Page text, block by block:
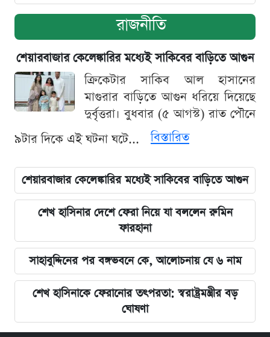
রাজনীতি
শেয়ারবাজার কেলেঙ্কারির মধ্যেই সাকিবের বাড়িতে আগুন
ক্রিকেটার সাকিব আল হাসানের
মাগুরার বাড়িতে আগুন ধরিয়ে দিয়েছে
দুর্বৃত্তরা। বুধবার (৫ আগস্ট) রাত পৌনে
৯টার দিকে এই ঘটনা ঘটে...
বিস্তারিত
শেয়ারবাজার কেলেঙ্কারির মধ্যেই সাকিবের বাড়িতে আগুন
শেখ হাসিনার দেশে ফেরা নিয়ে যা বললেন রুমিন
ফারহানা
সাহাবুদ্দিনের পর বঙ্গভবনে কে, আলোচনায় যে ৬ নাম
শেখ হাসিনাকে ফেরানোর তৎপরতা: স্বরাষ্ট্রমন্ত্রীর বড়
ঘোষণা